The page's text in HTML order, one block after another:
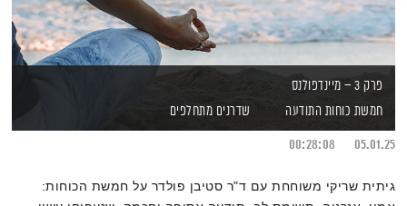
פרק 3 – מיינדפולנס
חמשת כוחות התודעה
שדרנים מתחלפים
05.01.25
00:28:08
גיתית שריקי משוחחת עם ד"ר סטיבן פולדר על חמשת הכוחות: